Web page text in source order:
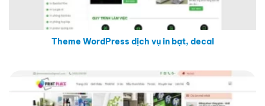
Theme WordPress dịch vụ in bạt, decal